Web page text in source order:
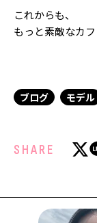
これからも、
もっと素敵なカ
ブログ モデル
SHARE